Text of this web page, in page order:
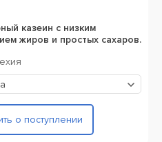
казеин с низким
жиров и простых сахаров.
о поступлении